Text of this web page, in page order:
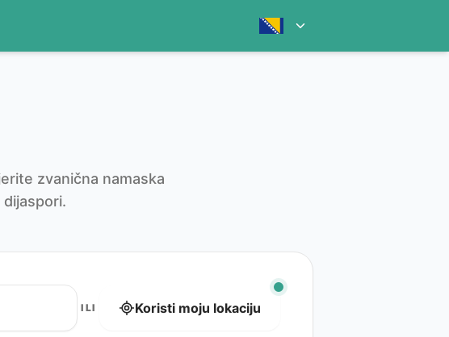
zvanična namaska
ILI Koristi moju lokaciju